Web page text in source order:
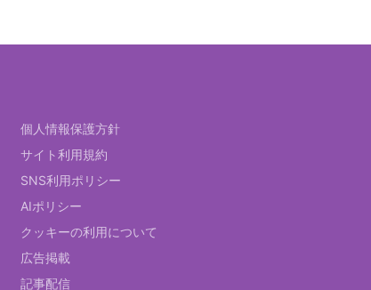
個人情報保護方針
サイト利用規約
SNS利用ポリシー
AIポリシー
クッキーの利用について
広告掲載
記事配信